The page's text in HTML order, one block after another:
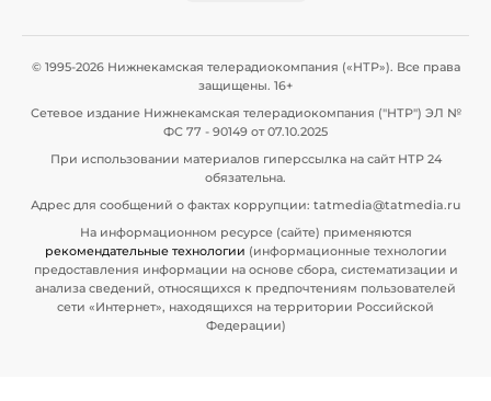
© 1995-2026 Нижнекамская телерадиокомпания («НТР»). Все права
защищены. 16+
Сетевое издание Нижнекамская телерадиокомпания ("НТР") ЭЛ №
ФС 77 - 90149 от 07.10.2025
При использовании материалов гиперссылка на сайт НТР 24
обязательна.
Адрес для сообщений о фактах коррупции: tatmedia@tatmedia.ru
На информационном ресурсе (сайте) применяются
рекомендательные технологии (информационные технологии
предоставления информации на основе сбора, систематизации и
анализа сведений, относящихся к предпочтениям пользователей
сети «Интернет», находящихся на территории Российской
Федерации)